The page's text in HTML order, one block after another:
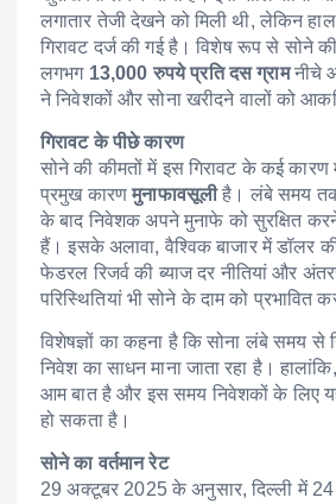
लगातार तेजी देखने को मिली थी, लेकिन
गिरावट दर्ज की गई है। विशेष रूप से सोने
लगभग 13,000 रुपये प्रति दस ग्रामनीचे
ने निवेशकों और सोना खरीदने वालों को
गिरावट के पीछे कारण
सोने की कीमतों में इस गिरावट के कई
प्रमुख कारणमुनाफावसूलीहै। लंबे समय तक
के बाद निवेशक अपने मुनाफे को सुरक्षित
हैं। इसके अलावा, वैश्विक बाजार में डॉलर
फेडरल रिजर्व की ब्याज दर नीतियां और
परिस्थितियां भी सोने के दाम को प्रभावित
विशेषज्ञों का कहना है कि सोना लंबे समय से
निवेश का साधन माना जाता रहा है।
आम बात है और इस समय निवेशकों के लिए
हो सकता है।
सोने का वर्तमान रेट
29 अक्टूबर 2025 के अनुसार, दिल्ली में